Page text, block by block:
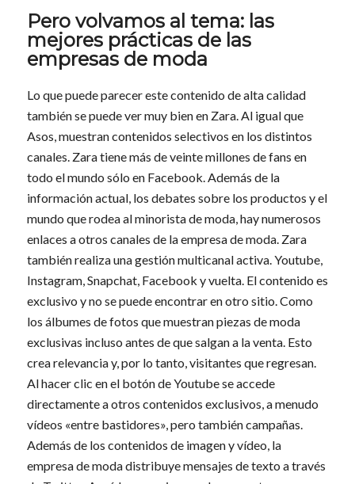
Pero volvamos al tema: las
mejores prácticas de las
empresas de moda
Lo que puede parecer este contenido de alta calidad
también se puede ver muy bien en Zara. Al igual que
Asos, muestran contenidos selectivos en los distintos
canales. Zara tiene más de veinte millones de fans en
todo el mundo sólo en Facebook. Además de la
información actual, los debates sobre los productos y el
mundo que rodea al minorista de moda, hay numerosos
enlaces a otros canales de la empresa de moda. Zara
también realiza una gestión multicanal activa. Youtube,
Instagram, Snapchat, Facebook y vuelta. El contenido es
exclusivo y no se puede encontrar en otro sitio. Como
los álbumes de fotos que muestran piezas de moda
exclusivas incluso antes de que salgan a la venta. Esto
crea relevancia y, por lo tanto, visitantes que regresan.
Al hacer clic en el botón de Youtube se accede
directamente a otros contenidos exclusivos, a menudo
vídeos «entre bastidores», pero también campañas.
Además de los contenidos de imagen y vídeo, la
empresa de moda distribuye mensajes de texto a través